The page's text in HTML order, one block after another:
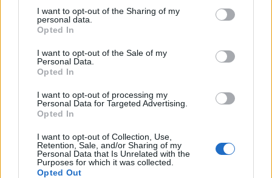
I want to opt-out of the Sharing of my
personal data.
Opted In
I want to opt-out of the Sale of my
Personal Data.
Opted In
I want to opt-out of processing my
Personal Data for Targeted Advertising.
Opted In
I want to opt-out of Collection, Use,
Retention, Sale, and/or Sharing of my
Personal Data that Is Unrelated with the
Purposes for which it was collected.
Opted Out